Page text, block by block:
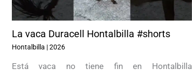
La vaca Duracell Hontalbilla #shorts
Hontalbilla |2026
Está vaca no tiene fin en Hontalbilla